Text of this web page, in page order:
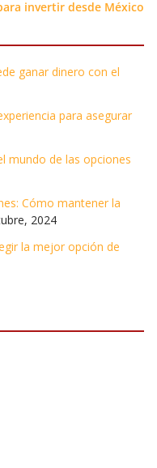
invertir desde México
ganar dinero con el
para asegurar
mundo de las opciones
Cómo mantener la
2024
la mejor opción de